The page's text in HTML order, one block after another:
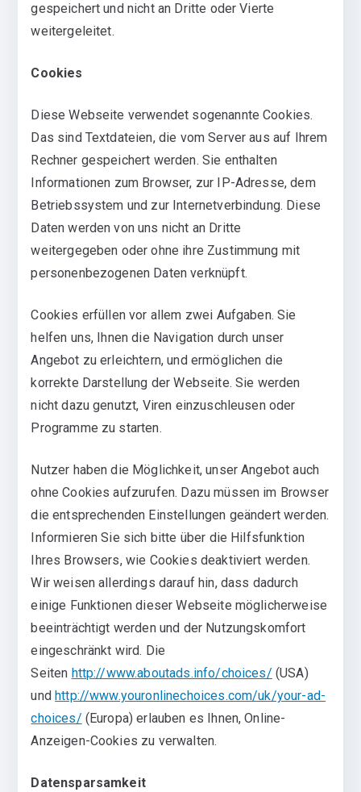
gespeichert und nicht an Dritte oder Vierte
weitergeleitet.
Cookies
Diese Webseite verwendet sogenannte Cookies.
Das sind Textdateien, die vom Server aus auf Ihrem
Rechner gespeichert werden. Sie enthalten
Informationen zum Browser, zur IP-Adresse, dem
Betriebssystem und zur Internetverbindung. Diese
Daten werden von uns nicht an Dritte
weitergegeben oder ohne ihre Zustimmung mit
personenbezogenen Daten verknüpft.
Cookies erfüllen vor allem zwei Aufgaben. Sie
helfen uns, Ihnen die Navigation durch unser
Angebot zu erleichtern, und ermöglichen die
korrekte Darstellung der Webseite. Sie werden
nicht dazu genutzt, Viren einzuschleusen oder
Programme zu starten.
Nutzer haben die Möglichkeit, unser Angebot auch
ohne Cookies aufzurufen. Dazu müssen im Browser
die entsprechenden Einstellungen geändert werden.
Informieren Sie sich bitte über die Hilfsfunktion
Ihres Browsers, wie Cookies deaktiviert werden.
Wir weisen allerdings darauf hin, dass dadurch
einige Funktionen dieser Webseite möglicherweise
beeinträchtigt werden und der Nutzungskomfort
eingeschränkt wird. Die
Seiten http://www.aboutads.info/choices/ (USA)
und http://www.youronlinechoices.com/uk/your-ad-
choices/ (Europa) erlauben es Ihnen, Online-
Anzeigen-Cookies zu verwalten.
Datensparsamkeit